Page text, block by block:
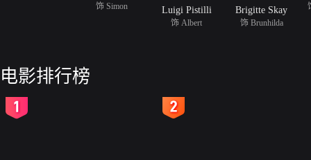
饰 Simon Luigi Pistilli
饰 Albert
Brigitte Skay
饰 Brunhilda
电影排行榜